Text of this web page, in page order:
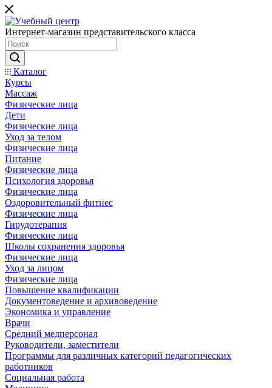
Интернет-магазин представительского класса
Каталог
Курсы
Массаж
Физические лица
Дети
Физические лица
Уход за телом
Физические лица
Питание
Физические лица
Психология здоровья
Физические лица
Оздоровительный фитнес
Физические лица
Гирудотерапия
Физические лица
Школы сохранения здоровья
Физические лица
Уход за лицом
Физические лица
Повышение квалификации
Документоведение и архивоведение
Экономика и управление
Врачи
Средний медперсонал
Руководители, заместители
Программы для различных категорий педагогических
работников
Социальная работа